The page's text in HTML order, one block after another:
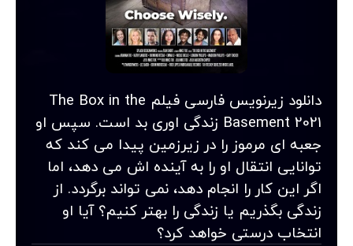
دانلود زیرنویس فارسی فیلم The Box in the
Basement 2021 زندگی اوری بد است. سپس او
جعبه ای مرموز را در زیرزمین پیدا می کند که
توانایی انتقال او را به آینده اش می دهد، اما
اگر این کار را انجام دهد، نمی تواند برگردد. از
زندگی بگذریم یا زندگی را بهتر کنیم؟ آیا او
انتخاب درستی خواهد کرد؟